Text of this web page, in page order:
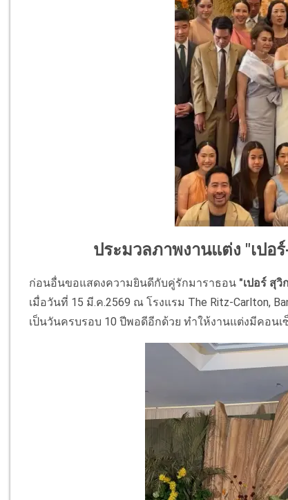
ประมวลภาพงานแต่ง "เปอ
ก่อนอื่นขอแสดงความยินดีกับคู่รักมาราธอน "เปอร์ สุวิ
เมื่อวันที่ 15 มี.ค.2569 ณ โรงแรม The Ritz-Carlton,
เป็นวันครบรอบ 10 ปีพอดีอีกด้วย ทำให้งานแต่งมีคอนเซ็